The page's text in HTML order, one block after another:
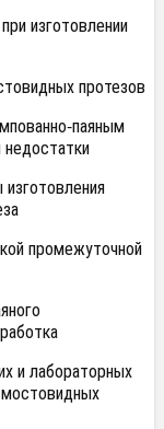
изготовлении
протезов
паяным
промежуточной
и лабораторных
мостовидных